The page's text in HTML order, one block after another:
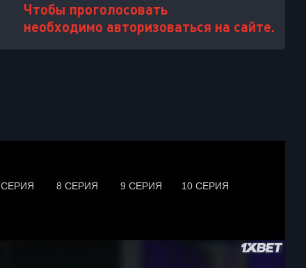
Чтобы проголосовать
необходимо авторизоваться на сайте.